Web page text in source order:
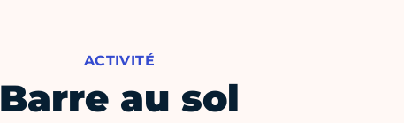
ACTIVITÉ
Barre au sol